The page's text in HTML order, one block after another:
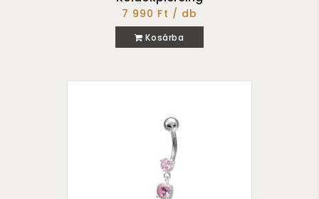
7 990 Ft / db
Kosárba